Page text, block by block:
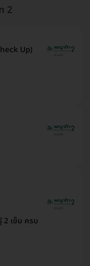
2
Up)
2 เข็ม ครบ